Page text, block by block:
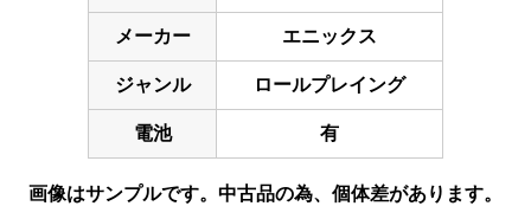
メーカー エニックス
ジャンル ロールプレイング
電池 有
画像はサンプルです。中古品の為、個体差があります。